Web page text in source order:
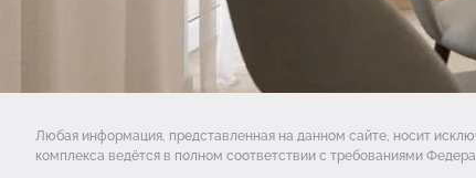
Любая информация, представленная на данном сайте, носит
комплекса ведётся в полном соответствии с требованиями